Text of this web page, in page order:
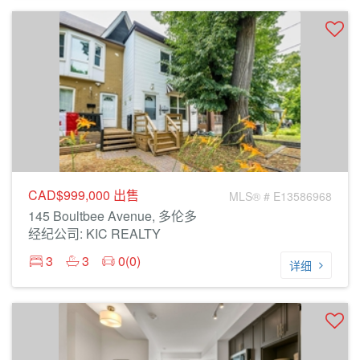
CAD$999,000 出售 MLS® # E13586968
145 Boultbee Avenue, 多伦多
经纪公司: KIC REALTY
3
3 0(0) 详细